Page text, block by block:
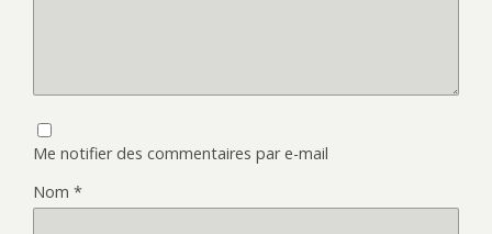
Me notifier des commentaires par e-mail
Nom *